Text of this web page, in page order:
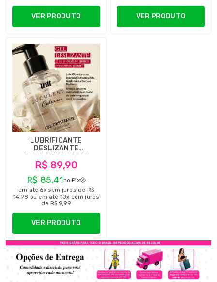
VER PRODUTO VER PRODUTO
LUBRIFICANTE
DESLIZANTE
SUCULENTA SABOR
MERENGUE BY CALIANER
E INTT 110G
R$ 89,90
R$ 85,41no Pix
em até 6x sem juros de R$
14,98 ou em até 10x com juros
de R$ 9,99
VER PRODUTO